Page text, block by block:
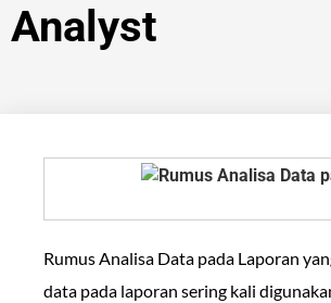
Analyst
Rumus Analisa Data pada Laporan
data pada laporan sering kali